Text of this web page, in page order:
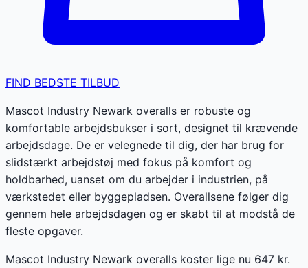
FIND BEDSTE TILBUD
Mascot Industry Newark overalls er robuste og
komfortable arbejdsbukser i sort, designet til krævende
arbejdsdage. De er velegnede til dig, der har brug for
slidstærkt arbejdstøj med fokus på komfort og
holdbarhed, uanset om du arbejder i industrien, på
værkstedet eller byggepladsen. Overallsene følger dig
gennem hele arbejdsdagen og er skabt til at modstå de
fleste opgaver.
Mascot Industry Newark overalls koster lige nu 647 kr.